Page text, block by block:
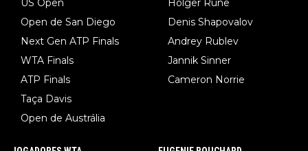
US Open
Open de San Diego
Next Gen ATP Finals
WTA Finals
ATP Finals
Taça Davis
Open de Austrália
Holger Rune
Denis Shapovalov
Andrey Rublev
Jannik Sinner
Cameron Norrie